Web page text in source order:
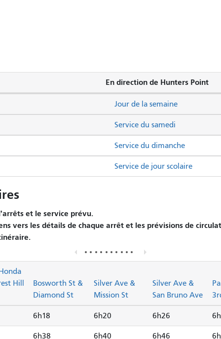
En direction de Hunters Point
Service du samedi
Service du dimanche
Jour de la semaine
Service de jour scolaire
et le service prévu.
vers les détails de chaque arrêt et les prévisions de
Hill
Bosworth St &
Diamond St
Silver Ave &
Mission St
Silver Ave &
San Bruno Ave
6h18 6h20 6h26
6h38 6h40 6h46